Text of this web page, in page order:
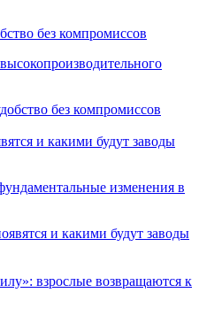
без компромиссов
и какими будут заводы
изменения в
взрослые возвращаются к